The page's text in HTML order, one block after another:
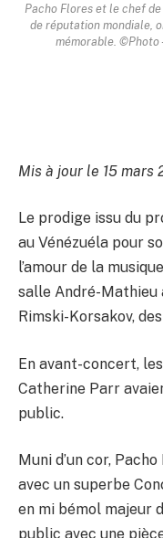
Pacho Flores et le chef
de réputation mondiale,
mémorable. ©Photo
Mis à jour le 15 mars
Le prodige issu du
au Vénézuéla pour
l’amour de la
salle André-Mathieu
Rimski-Korsakov,
En avant-concert,
Catherine Parr
public.
Muni d’un cor,
avec un superbe
en mi bémol majeur
public avec une